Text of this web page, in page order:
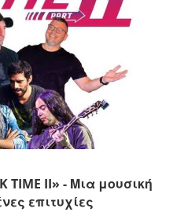
TIME II» - Μια μουσική
επιτυχίες